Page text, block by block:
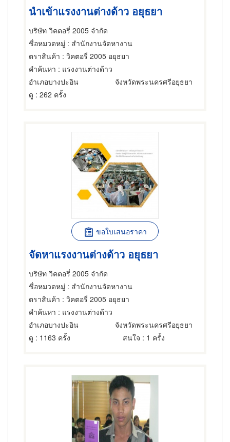
นำเข้าแรงงานต่างด้าว อยุธยา
บริษัท วิคตอรี่ 2005 จำกัด
ชื่อหมวดหมู่ : สำนักงานจัดหางาน
ตราสินค้า : วิคตอรี่ 2005 อยุธยา
คำค้นหา : แรงงานต่างด้าว
อำเภอบางปะอิน
จังหวัดพระนครศรีอยุธยา
ดู : 262 ครั้ง
ขอใบเสนอราคา
จัดหาแรงงานต่างด้าว อยุธยา
บริษัท วิคตอรี่ 2005 จำกัด
ชื่อหมวดหมู่ : สำนักงานจัดหางาน
ตราสินค้า : วิคตอรี่ 2005 อยุธยา
คำค้นหา : แรงงานต่างด้าว
อำเภอบางปะอิน
จังหวัดพระนครศรีอยุธยา
ดู : 1163 ครั้ง สนใจ : 1 ครั้ง